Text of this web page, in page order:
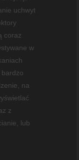
uchwyt
coraz
w
na
z
lub